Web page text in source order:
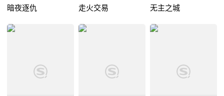
暗夜逐仇 走火交易 无主之城